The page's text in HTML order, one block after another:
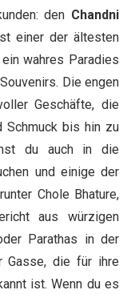
den Chandni
einer der ältesten
wahres Paradies
Die engen
Geschäfte, die
Schmuck bis hin zu
du auch in die
und einige der
Chole Bhature,
aus würzigen
Parathas in der
Gasse, die für ihre
ist. Wenn du es